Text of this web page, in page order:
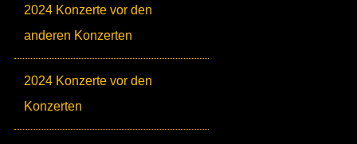
2024 Konzerte vor den
anderen Konzerten
2024 Konzerte vor den
Konzerten